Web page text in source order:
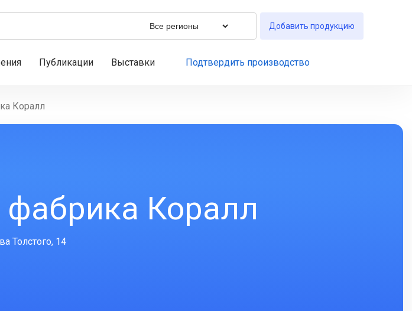
Добавить продукцию
Публикации Выставки Подтвердить производство
Коралл
Коралл
Толстого, 14